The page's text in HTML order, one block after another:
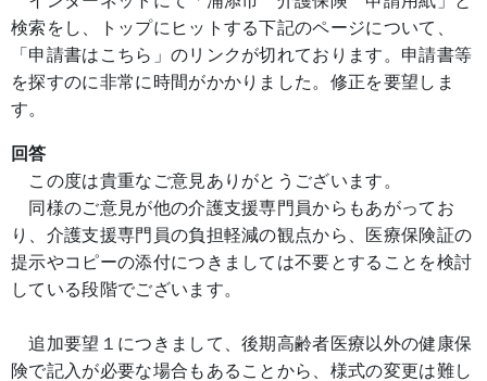
検索をし、トップにヒットする下記のページについて、
「申請書はこちら」のリンクが切れております。申請書等
を探すのに非常に時間がかかりました。修正を要望しま
す。
回答
この度は貴重なご意見ありがとうございます。
同様のご意見が他の介護支援専門員からもあがってお
り、介護支援専門員の負担軽減の観点から、医療保険証の
提示やコピーの添付につきましては不要とすることを検討
している段階でございます。
追加要望１につきまして、後期高齢者医療以外の健康保
険で記入が必要な場合もあることから、様式の変更は難し